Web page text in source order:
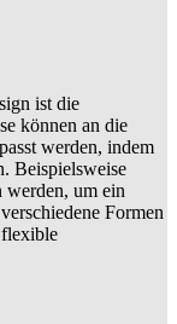
ist die
können an die
werden, indem
Beispielsweise
werden, um ein
Formen
flexible